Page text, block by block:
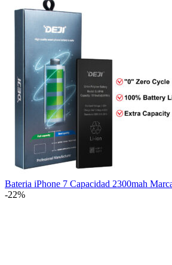
era:
S/ 75.00.
es:
S/ 60.00.
Bateria iPhone 7 Capacidad 2300mah
-22%